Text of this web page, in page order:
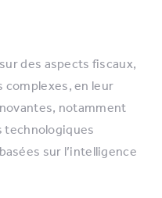
des aspects fiscaux,
en leur
notamment
technologiques
sur l’intelligence